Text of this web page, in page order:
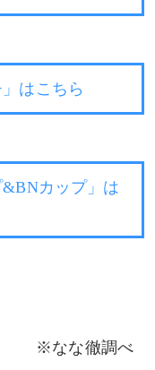
はこちら
カップ」は
※なな徹調べ